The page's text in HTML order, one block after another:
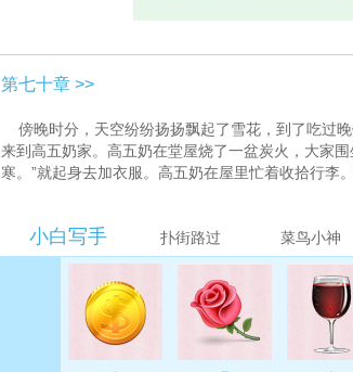
第七十章 >>
傍晚时分，天空纷纷扬扬飘起了雪花，到了吃过
来到高五奶家。高五奶在堂屋烧了一盆炭火，大家
寒。”就起身去加衣服。高五奶在屋里忙着收拾行李
把要说的话跟大哥、大嫂交待一下。”高五奶坐下来
小白写手 扑街路过 菜鸟小神